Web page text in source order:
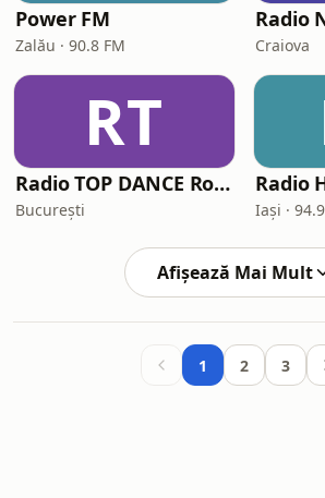
Power FM
Zalău · 90.8 FM
Radio
Craiova
RT
Radio TOP DANCE Romania
București
Radio
Iași ·
Afișează Mai Mult
1 2 3